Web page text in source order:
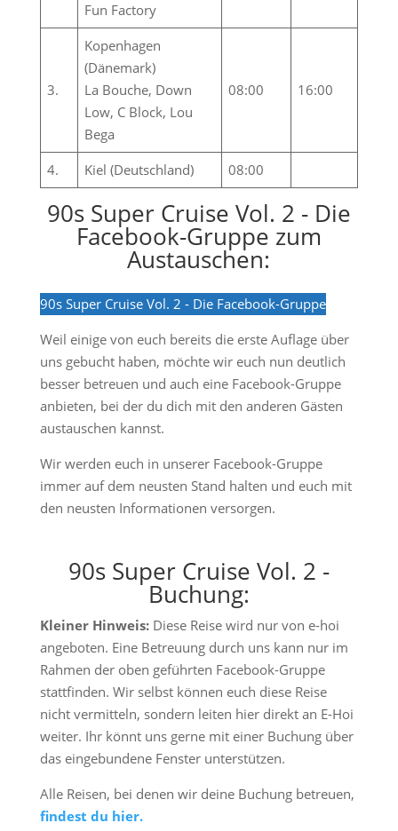
Fun Factory
3.
Kopenhagen
(Dänemark)
La Bouche, Down
Low, C Block, Lou
Bega
08:00 16:00
4. Kiel (Deutschland) 08:00
90s Super Cruise Vol. 2 - Die
Facebook-Gruppe zum
Austauschen:
90s Super Cruise Vol. 2 - Die Facebook-Gruppe
Weil einige von euch bereits die erste Auflage über
uns gebucht haben, möchte wir euch nun deutlich
besser betreuen und auch eine Facebook-Gruppe
anbieten, bei der du dich mit den anderen Gästen
austauschen kannst.
Wir werden euch in unserer Facebook-Gruppe
immer auf dem neusten Stand halten und euch mit
den neusten Informationen versorgen.
90s Super Cruise Vol. 2 -
Buchung:
Kleiner Hinweis: Diese Reise wird nur von e-hoi
angeboten. Eine Betreuung durch uns kann nur im
Rahmen der oben geführten Facebook-Gruppe
stattfinden. Wir selbst können euch diese Reise
nicht vermitteln, sondern leiten hier direkt an E-Hoi
weiter. Ihr könnt uns gerne mit einer Buchung über
das eingebundene Fenster unterstützen.
Alle Reisen, bei denen wir deine Buchung betreuen,
findest du hier.